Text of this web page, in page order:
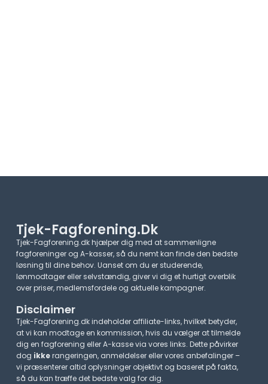
Tjek-Fagforening.dk
Tjek-Fagforening.dk hjælper dig med at sammenligne
fagforeninger og A-kasser, så du nemt kan finde den bedste
løsning til dine behov. Uanset om du er studerende,
lønmodtager eller selvstændig, giver vi dig et hurtigt overblik
over priser, medlemsfordele og aktuelle kampagner.​
Disclaimer
Tjek-Fagforening.dk indeholder affiliate-links, hvilket betyder,
at vi kan modtage en kommission, hvis du vælger at tilmelde
dig en fagforening eller A-kasse via vores links. Dette påvirker
dog ikkerangeringen, anmeldelser eller vores anbefalinger –
vi præsenterer altid oplysninger objektivt og baseret på fakta,
så du kan træffe det bedste valg for dig.